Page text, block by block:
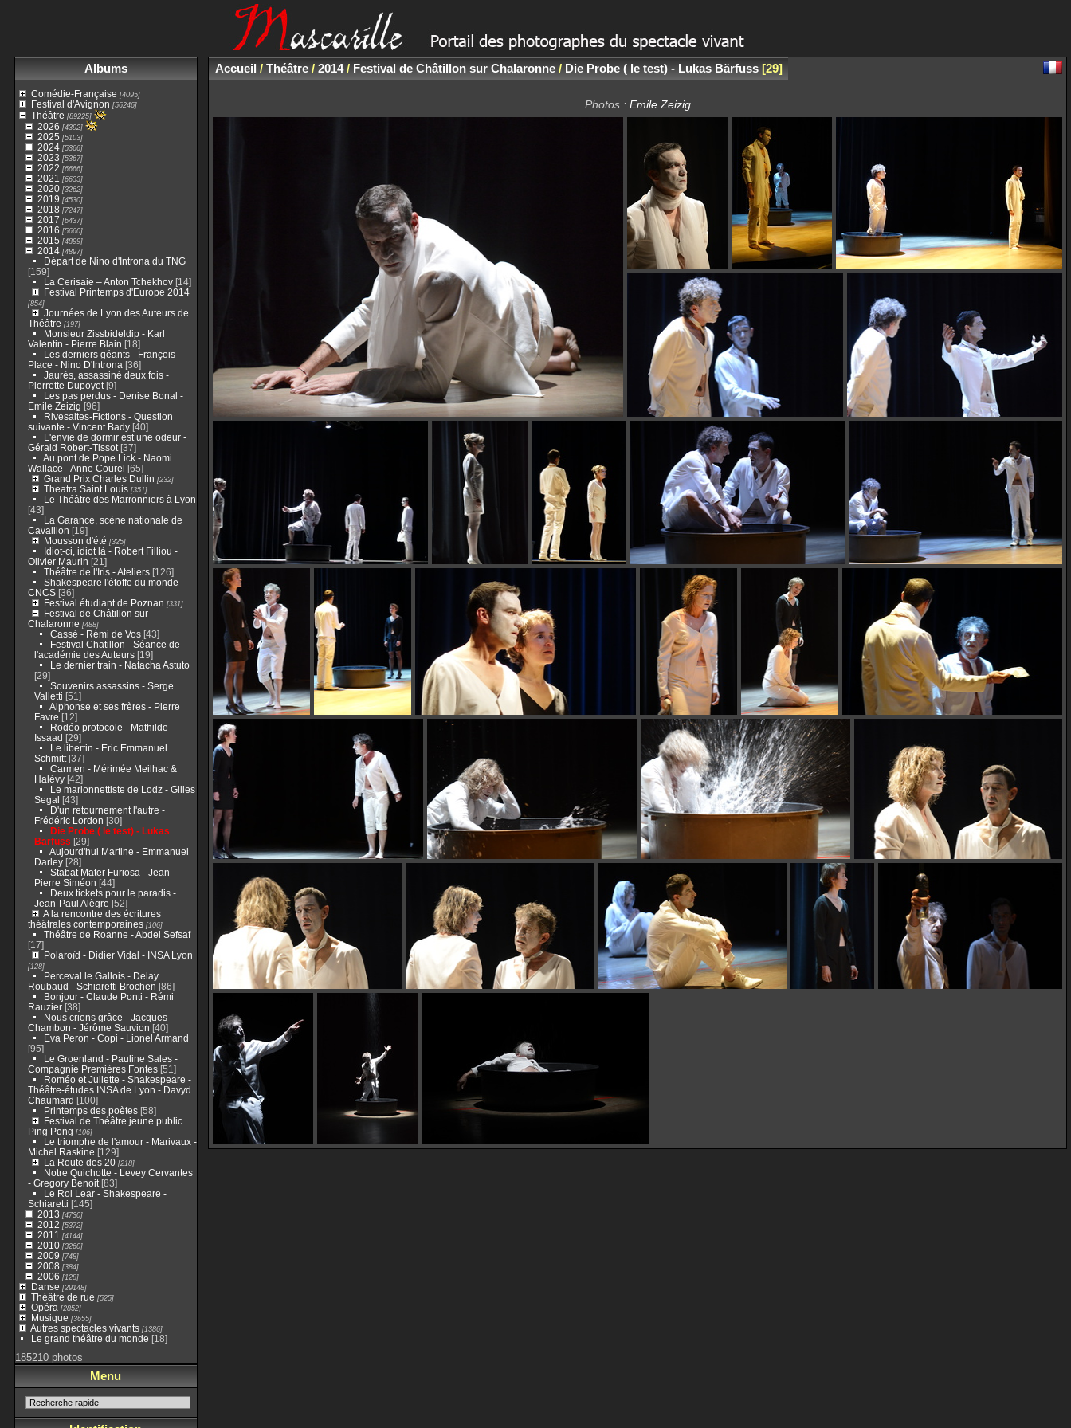
Albums
Comédie-Française [4095]
Festival d'Avignon [56246]
Théâtre [89225]
2026 [4392]
2025 [5103]
2024[5366]
2023 [5367]
2022 [6666]
2021 [6633]
2020[3262]
2019 [4530]
2018 [7247]
2017 [6437]
2016 [5660]
2015 [4899]
2014[4897]
Départ de Nino d'Introna du TNG
[159]
La Cerisaie – Anton Tchekhov[14]
Festival Printemps d'Europe 2014
[854]
Journées de Lyon des Auteurs de
Théâtre [197]
Monsieur Zissbideldip - Karl
Valentin - Pierre Blain [18]
Les derniers géants - François
Place - Nino D'Introna [36]
Jaurès, assassiné deux fois -
Pierrette Dupoyet[9]
Les pas perdus - Denise Bonal -
Emile Zeizig [96]
Rivesaltes-Fictions - Question
suivante - Vincent Bady[40]
L'envie de dormir est une odeur -
Gérald Robert-Tissot[37]
Au pont de Pope Lick - Naomi
Wallace - Anne Courel [65]
Grand Prix Charles Dullin [232]
Theatra Saint Louis[351]
Le Théâtre des Marronniers à Lyon
[43]
La Garance, scène nationale de
Cavaillon [19]
Mousson d'été [325]
Idiot-ci, idiot là - Robert Filliou -
Olivier Maurin [21]
Théâtre de l'Iris - Ateliers[126]
Shakespeare l'étoffe du monde -
CNCS[36]
Festival étudiant de Poznan [331]
Festival de Châtillon sur
Chalaronne [488]
Cassé - Rémi de Vos[43]
Festival Chatillon - Séance de
l'académie des Auteurs[19]
Le dernier train - Natacha Astuto
[29]
Souvenirs assassins - Serge
Valletti [51]
Alphonse et ses frères - Pierre
Favre [12]
Rodéo protocole - Mathilde
Issaad [29]
Le libertin - Eric Emmanuel
Schmitt[37]
Carmen - Mérimée Meilhac &
Halévy[42]
Le marionnettiste de Lodz - Gilles
Segal [43]
D'un retournement l'autre -
Frédéric Lordon [30]
Die Probe ( le test) - Lukas
Bärfuss [29]
Aujourd'hui Martine - Emmanuel
Darley[28]
Stabat Mater Furiosa - Jean-
Pierre Siméon [44]
Deux tickets pour le paradis -
Jean-Paul Alègre [52]
A la rencontre des écritures
théâtrales contemporaines[106]
Théâtre de Roanne - Abdel Sefsaf
[17]
Polaroïd - Didier Vidal - INSA Lyon
[128]
Perceval le Gallois - Delay
Roubaud - Schiaretti Brochen [86]
Bonjour - Claude Ponti - Rémi
Rauzier[38]
Nous crions grâce - Jacques
Chambon - Jérôme Sauvion [40]
Eva Peron - Copi - Lionel Armand
[95]
Le Groenland - Pauline Sales -
Compagnie Premières Fontes[51]
Roméo et Juliette - Shakespeare -
Théâtre-études INSA de Lyon - Davyd
Chaumard [100]
Printemps des poètes[58]
Festival de Théâtre jeune public
Ping Pong [106]
Le triomphe de l'amour - Marivaux -
Michel Raskine [129]
La Route des 20[218]
Notre Quichotte - Levey Cervantes
- Gregory Benoit[83]
Le Roi Lear - Shakespeare -
Schiaretti [145]
2013 [4730]
2012 [5372]
2011 [4144]
2010[3260]
2009 [748]
2008 [384]
2006 [128]
Danse [29148]
Théâtre de rue [525]
Opéra [2852]
Musique [3655]
Autres spectacles vivants[1386]
Le grand théâtre du monde [18]
185210 photos
Menu
Accueil/ Théâtre/ 2014/ Festival de Châtillon sur Chalaronne/ Die Probe ( le test) - Lukas Bärfuss 29
Photos : Emile Zeizig